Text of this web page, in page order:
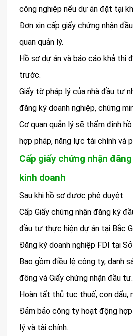
công nghiệp nếu dự án đặt tại
Đơn xin cấp giấy chứng nhận
quan quản lý.
Hồ sơ dự án và báo cáo khả thi
trước.
Giấy tờ pháp lý của nhà đầu tư
đăng ký doanh nghiệp, chứng
Cơ quan quản lý sẽ thẩm định
hợp pháp, năng lực tài chính và
Cấp giấy chứng nhận
kinh doanh
Sau khi hồ sơ được phê duyệt:
Cấp Giấy chứng nhận đăng ký
đầu tư thực hiện dự án tại Bắc
Đăng ký doanh nghiệp FDI tại
Bao gồm điều lệ công ty, danh
đông và Giấy chứng nhận đầu tư.
Hoàn tất thủ tục thuế, con dấu,
Đảm bảo công ty hoạt động
lý và tài chính.